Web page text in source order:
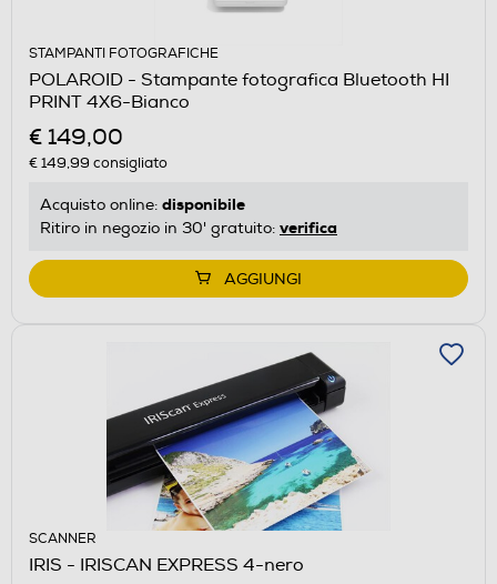
STAMPANTI FOTOGRAFICHE
POLAROID - Stampante fotografica Bluetooth HI
PRINT 4X6-Bianco
€ 149,00
€ 149,99 consigliato
Acquisto online: disponibile
Ritiro in negozio in 30' gratuito: verifica
AGGIUNGI
SCANNER
IRIS - IRISCAN EXPRESS 4-nero